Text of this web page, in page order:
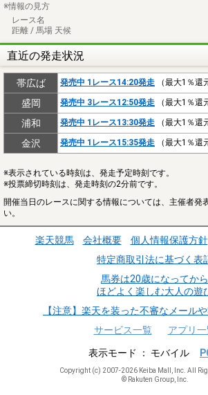
※情報の見方
レース名
距離 / 馬場 天候
直近の発走状況
帯広ば 発売中 1レース14:20発走 （最大1％還
盛岡 発売中 3レース12:50発走 （最大1％還
浦和 発売中 1レース13:30発走 （最大1％還
金沢 発売中 1レース15:35発走 （最大1％還
※表示されている時刻は、発走予定時刻です。
※投票締切時刻は、発走時刻の2分前です。
開催当日のレースに関する情報については、主催者発
い。
楽天競馬 会社概要 個人情報保護方針
特定商取引法に基づく表
馬券は20歳になってから
ほどよく楽しむ大人の遊
【注意】楽天を装った不審なメール
サービス一覧
アプリ
表示モード モバイル
Copyright (c) 2007-2026 Keiba Mall, Inc. All
© Rakuten Group, Inc.